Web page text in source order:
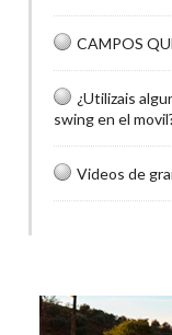
CAMPOS
¿Utilizais
swing en el
Videos de